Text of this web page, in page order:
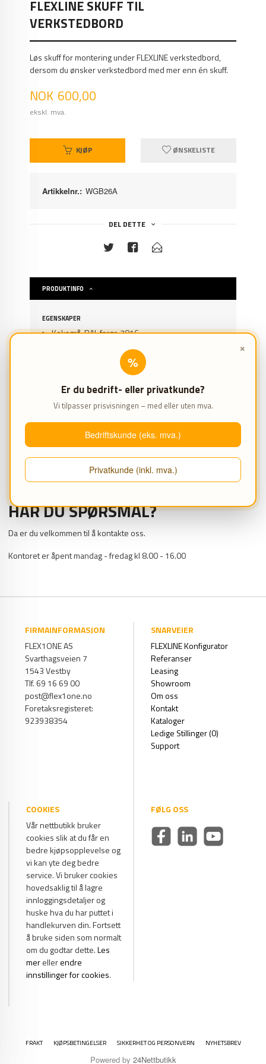
×
%
Er du bedrift- eller privatkunde?
Vi tilpasser prisvisningen – med eller uten mva.
Bedriftskunde (eks. mva.)
Privatkunde (inkl. mva.)
FLEXLINE SKUFF TIL
VERKSTEDBORD
Løs skuff for montering under FLEXLINE verkstedbord,
dersom du ønsker verkstedbord med mer enn én skuff.
Pris
NOK 600,00
ekskl. mva.
KJØP ØNSKELISTE
Artikkelnr.: WGB26A
DEL DETTE
PRODUKTINFO
EGENSKAPER
Koksgrå, RAL farge 7016
69 16 69 00
HAR DU SPØRSMÅL?
Da er du velkommen til å kontakte oss.
Kontoret er åpent mandag - fredag kl 8.00 - 16.00
FIRMAINFORMASJON
FLEX1ONE AS
Svarthagsveien 7
1543 Vestby
Tlf. 69 16 69 00
post@flex1one.no
Foretaksregisteret:
923938354
SNARVEIER
FLEXLINE Konfigurator
Referanser
Leasing
Showroom
Om oss
Kontakt
Kataloger
Ledige Stillinger (0)
Support
COOKIES
Vår nettbutikk bruker
cookies slik at du får en
bedre kjøpsopplevelse og
vi kan yte deg bedre
service. Vi bruker cookies
hovedsaklig til å lagre
innloggingsdetaljer og
huske hva du har puttet i
handlekurven din. Fortsett
å bruke siden som normalt
om du godtar dette.Les
merellerendre
innstillinger for cookies.
FØLG OSS
FRAKT KJØPSBETINGELSER SIKKERHET OG PERSONVERN NYHETSBREV
Powered by 24Nettbutikk